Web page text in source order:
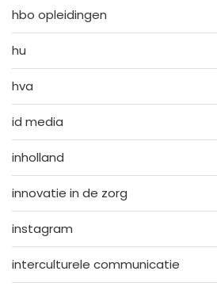
hbo opleidingen
hu
hva
id media
inholland
innovatie in de zorg
instagram
interculturele communicatie